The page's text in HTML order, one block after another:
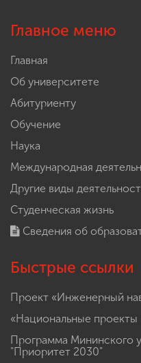
Главное меню
Главная
Об университете
Абитуриенту
Обучение
Наука
Международная
Другие виды
Студенческая жизнь
Сведения об
Быстрые ссылки
Проект «Инженерный
«Национальные проекты
Программа Мининского
"Приоритет 2030"